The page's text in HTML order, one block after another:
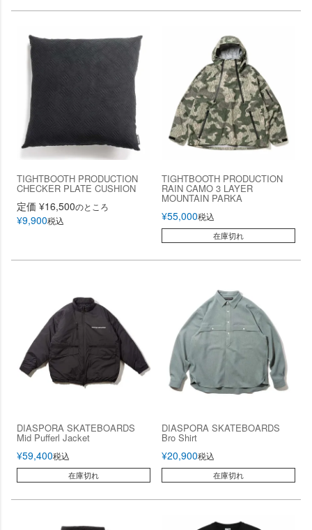
TIGHTBOOTH PRODUCTION
CHECKER PLATE CUSHION
定価 ¥16,500のところ
¥9,900税込
TIGHTBOOTH PRODUCTION
RAIN CAMO 3 LAYER
MOUNTAIN PARKA
¥55,000税込
在庫切れ
DIASPORA SKATEBOARDS
Mid Pufferl Jacket
¥59,400税込
在庫切れ
DIASPORA SKATEBOARDS
Bro Shirt
¥20,900税込
在庫切れ